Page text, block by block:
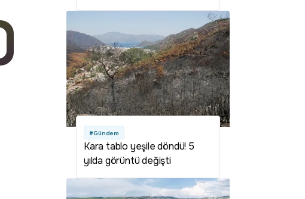
#Gündem
Kara tablo yeşile döndü! 5
yılda görüntü değişti